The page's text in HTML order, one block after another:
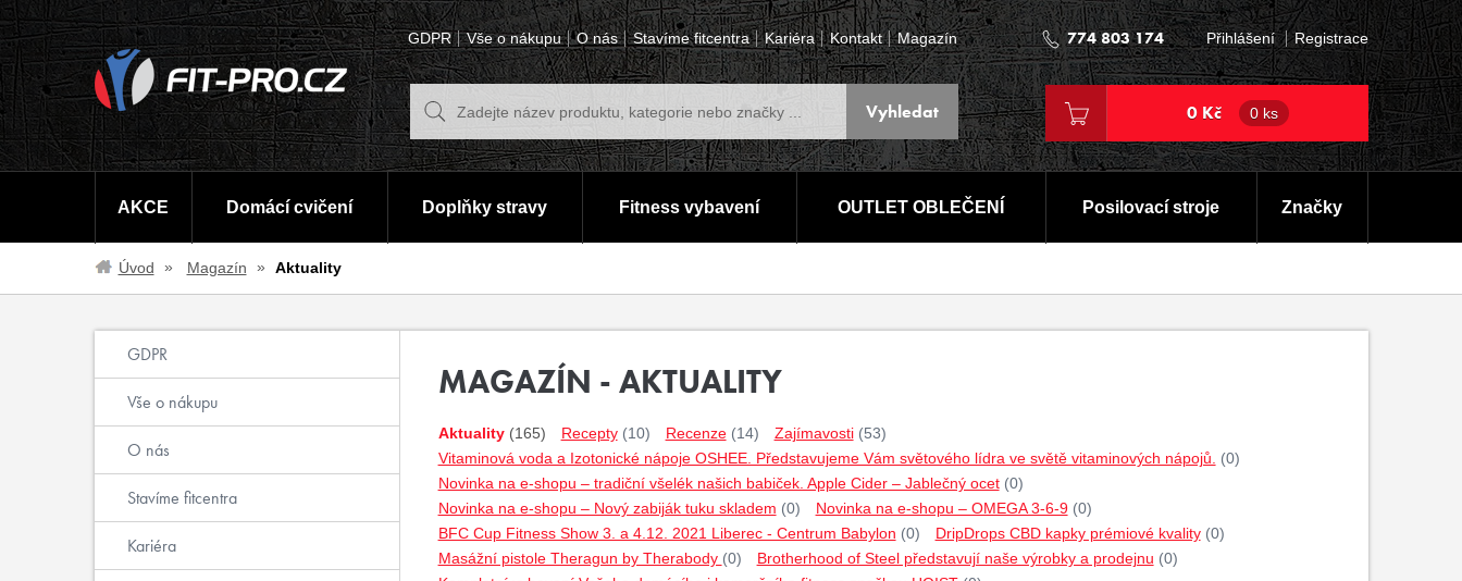
GDPR Vše o nákupu O nás Stavíme fitcentra Kariéra Kontakt Magazín 774 803 174 Přihlášení Registrace
0 Kč 0 ks
AKCE Domácí cvičení Doplňky stravy Fitness vybavení OUTLET OBLEČENÍ Posilovací stroje Značky
Úvod Magazín Aktuality
MAGAZÍN - AKTUALITY
Aktuality (165) Recepty (10) Recenze (14) Zajímavosti (53)
Vitaminová voda a Izotonické nápoje OSHEE. Představujeme Vám světového lídra ve světě vitaminových nápojů.
(0)
Novinka na e-shopu – tradiční všelék našich babiček. Apple Cider – Jablečný ocet (0)
Novinka na e-shopu – Nový zabiják tuku skladem (0) Novinka na e-shopu – OMEGA 3-6-9 (0)
BFC Cup Fitness Show 3. a 4.12. 2021 Liberec - Centrum Babylon (0) DripDrops CBD kapky prémiové kvality (0)
Masážní pistole Theragun by Therabody (0) Brotherhood of Steel představují naše výrobky a prodejnu (0)
GDPR
Vše o nákupu
O nás
Stavíme fitcentra
Kariéra